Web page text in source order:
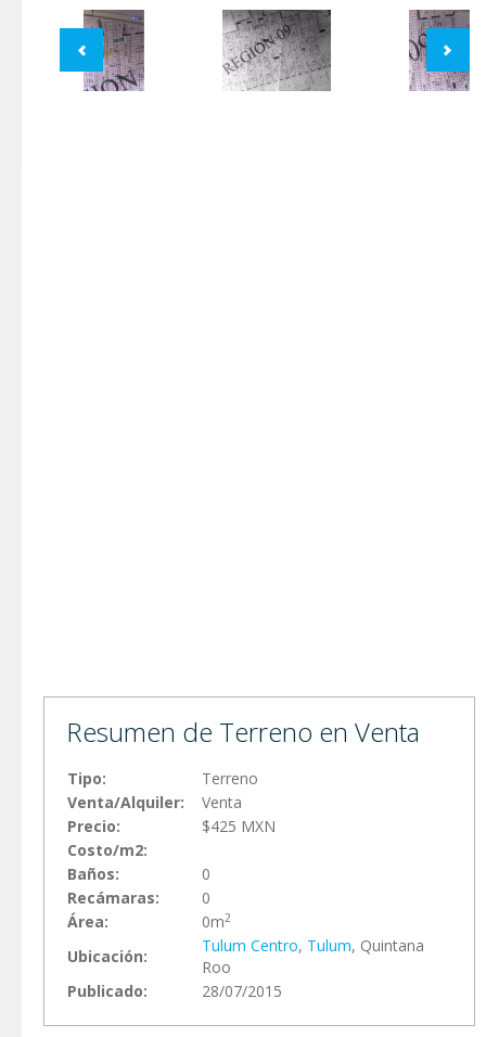
Resumen de Terreno en Venta
Tipo:
Terreno
Venta/Alquiler:
Venta
Precio:
$425 MXN
Costo/m2:
Baños:
0
Recámaras:
0
Área:
0m2
Ubicación:
Tulum Centro, Tulum, Quintana
Roo
Publicado:
28/07/2015